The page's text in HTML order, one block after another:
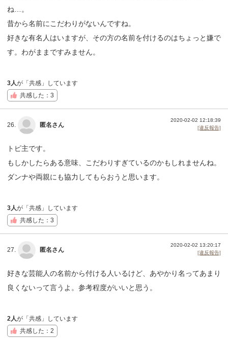
ね…。
昔から名前にこだわりがないんですね。
好きな有名人はいますが、その方の名前を付けるのはちょっと嫌で
す。わがままですみません。
3人が「共感」しています
共感した：3
26. 匿名さん
2020-02-02 12:18:39
[違反報告]
トピ主です。
もしかしたらある意味、こだわりすぎているのかもしれませんね。
ダンナや両親にも協力してもらおうと思います。
3人が「共感」しています
共感した：3
27. 匿名さん
2020-02-02 13:20:17
[違反報告]
好きな芸能人の名前から付ける人いるけど、あやかり名ってあまり
良くないって言うよ。参考程度がいいと思う。
2人が「共感」しています
共感した：2